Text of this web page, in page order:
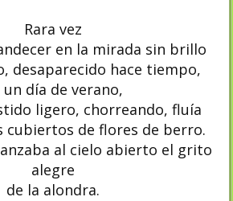
Rara vez
en la mirada sin brillo
desaparecido hace tiempo,
un día de verano,
ligero, chorreando, fluía
cubiertos de flores de berro.
al cielo abierto el grito
alegre
de la alondra.